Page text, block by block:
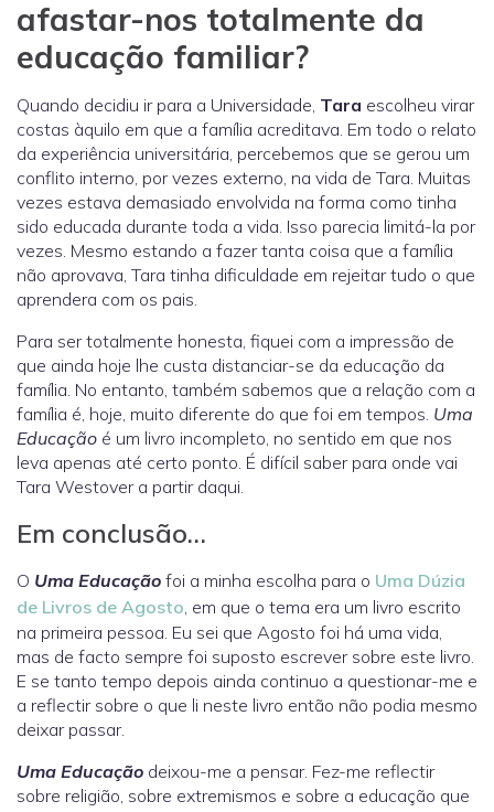
afastar-nos totalmente da
educação familiar?
Quando decidiu ir para a Universidade, Tara escolheu virar
costas àquilo em que a família acreditava. Em todo o relato
da experiência universitária, percebemos que se gerou um
conflito interno, por vezes externo, na vida de Tara. Muitas
vezes estava demasiado envolvida na forma como tinha
sido educada durante toda a vida. Isso parecia limitá-la por
vezes. Mesmo estando a fazer tanta coisa que a família
não aprovava, Tara tinha dificuldade em rejeitar tudo o que
aprendera com os pais.
Para ser totalmente honesta, fiquei com a impressão de
que ainda hoje lhe custa distanciar-se da educação da
família. No entanto, também sabemos que a relação com a
família é, hoje, muito diferente do que foi em tempos. Uma
Educação é um livro incompleto, no sentido em que nos
leva apenas até certo ponto. É difícil saber para onde vai
Tara Westover a partir daqui.
Em conclusão…
O Uma Educação foi a minha escolha para o Uma Dúzia
de Livros de Agosto, em que o tema era um livro escrito
na primeira pessoa. Eu sei que Agosto foi há uma vida,
mas de facto sempre foi suposto escrever sobre este livro.
E se tanto tempo depois ainda continuo a questionar-me e
a reflectir sobre o que li neste livro então não podia mesmo
deixar passar.
Uma Educação deixou-me a pensar. Fez-me reflectir
sobre religião, sobre extremismos e sobre a educação que